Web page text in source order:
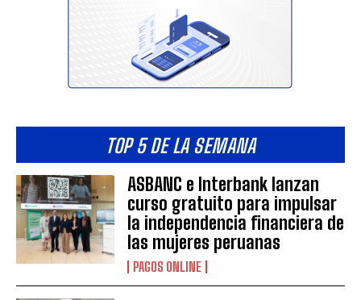
TOP 5 DE LA SEMANA
ASBANC e Interbank lanzan
curso gratuito para impulsar
la independencia financiera de
las mujeres peruanas
PAGOS ONLINE